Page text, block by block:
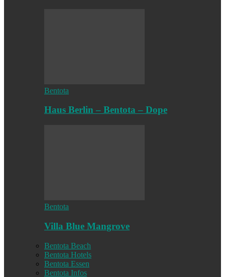
Bentota
Haus Berlin – Bentota – Dope
Bentota
Villa Blue Mangrove
Bentota Beach
Bentota Hotels
Bentota Essen
Bentota Infos